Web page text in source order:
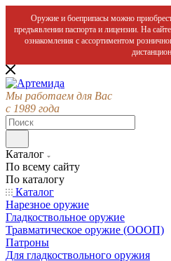
Оружие и боеприпасы можно
предъявлении паспорта и лицензии. На
ознакомления с ассортиментом
Мы работаем для Вас
с 1989 года
Каталог
По всему сайту
По каталогу
Каталог
Нарезное оружие
Гладкоствольное оружие
Травматическое оружие (ОООП)
Патроны
Для гладкоствольного оружия